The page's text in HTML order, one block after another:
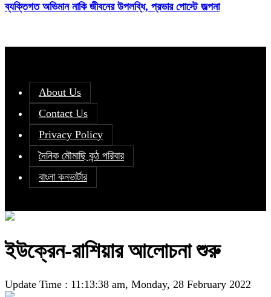
ব্যক্তিগত অভিমান নাকি জীবনের উপলব্ধি, প্রভার পোস্টে জল্পনা
About Us
Contact Us
Privacy Policy
দৈনিক মৌমাছি কন্ঠ পরিবার
বাংলা কনভার্টার
ইউক্রেন-রাশিয়ার আলোচনা শুরু
Update Time : 11:13:38 am, Monday, 28 February 2022